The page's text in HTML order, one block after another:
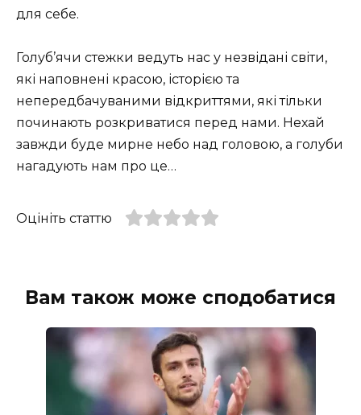
для себе.
Голуб’ячи стежки ведуть нас у незвідані світи,
які наповнені красою, історією та
непередбачуваними відкриттями, які тільки
починають розкриватися перед нами. Нехай
завжди буде мирне небо над головою, а голуби
нагадують нам про це…
Оцініть статтю
Вам також може сподобатися